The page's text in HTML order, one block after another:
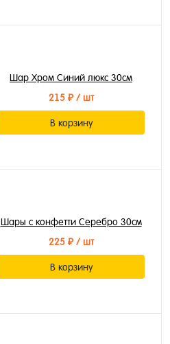
Шар Хром Синий люкс 30см
215 ₽/ шт
В корзину
Шары с конфетти Серебро 30см
225 ₽/ шт
В корзину